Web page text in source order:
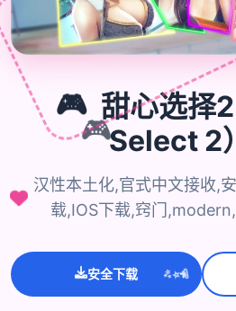
🎮
🎮 甜心选择
Select 2
汉性本土化,官式中文接收,
载,IOS下载,窍门
安全下载 ✨⭐💫